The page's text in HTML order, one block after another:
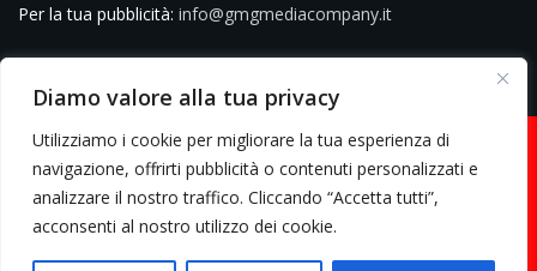
Diamo valore alla tua privacy
Utilizziamo i cookie per migliorare la tua esperienza di
navigazione, offrirti pubblicità o contenuti personalizzati e
analizzare il nostro traffico. Cliccando “Accetta tutti”,
acconsenti al nostro utilizzo dei cookie.
Per la tua pubblicità: info@gmgmediacompany.it
© 2026 GMG Media Company Di Mossutti Gianluca | Sede legale: Corso